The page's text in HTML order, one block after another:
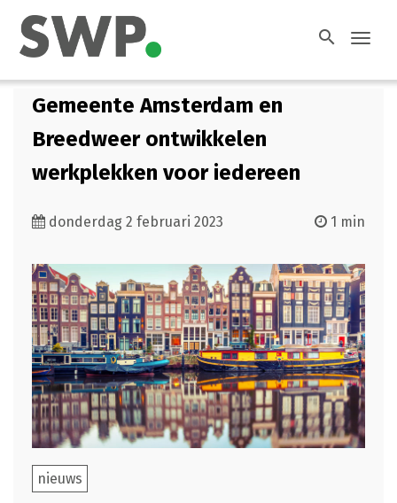
search
Gemeente Amsterdam en
Breedweer ontwikkelen
werkplekken voor iedereen
donderdag 2 februari 2023 1 min
nieuws